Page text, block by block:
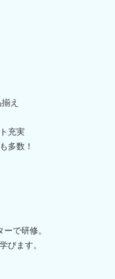
え
充実
多数！
で研修。
びます。